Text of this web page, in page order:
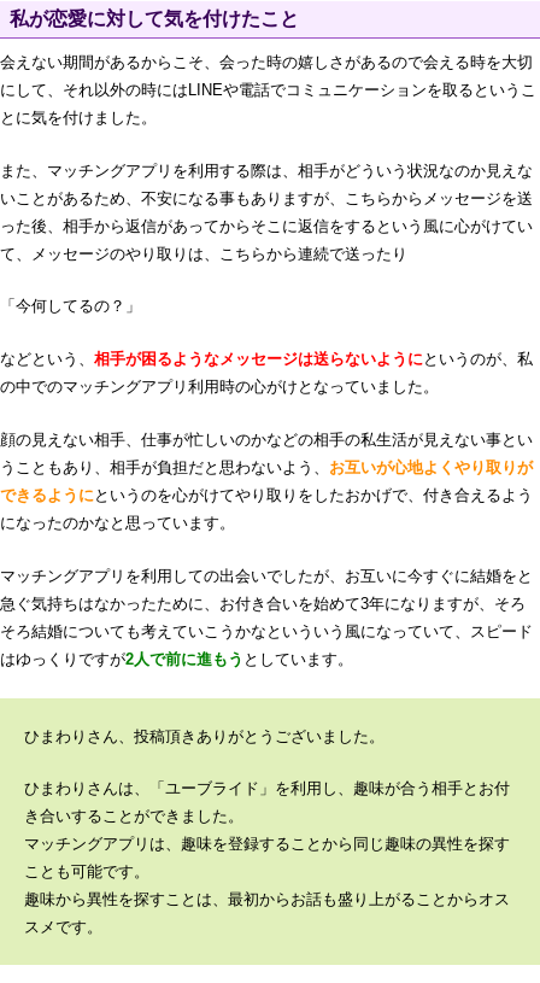
私が恋愛に対して気を付けたこと
会えない期間があるからこそ、会った時の嬉しさがあるので会える時を大切
にして、それ以外の時にはLINEや電話でコミュニケーションを取るというこ
とに気を付けました。
また、マッチングアプリを利用する際は、相手がどういう状況なのか見えな
いことがあるため、不安になる事もありますが、こちらからメッセージを送
った後、相手から返信があってからそこに返信をするという風に心がけてい
て、メッセージのやり取りは、こちらから連続で送ったり
「今何してるの？」
などという、 相手が困るようなメッセージは送らないようにというのが、私
の中でのマッチングアプリ利用時の心がけとなっていました。
顔の見えない相手、仕事が忙しいのかなどの相手の私生活が見えない事とい
うこともあり、相手が負担だと思わないよう、 お互いが心地よくやり取りが
できるように というのを心がけてやり取りをしたおかげで、付き合えるよう
になったのかなと思っています。
マッチングアプリを利用しての出会いでしたが、お互いに今すぐに結婚をと
急ぐ気持ちはなかったために、お付き合いを始めて3年になりますが、そろ
そろ結婚についても考えていこうかなといういう風になっていて、スピード
はゆっくりですが2人で前に進もう としています。
ひまわりさん、投稿頂きありがとうございました。
ひまわりさんは、「ユーブライド」を利用し、趣味が合う相手とお付
き合いすることができました。
マッチングアプリは、趣味を登録することから同じ趣味の異性を探す
ことも可能です。
趣味から異性を探すことは、最初からお話も盛り上がることからオス
スメです。